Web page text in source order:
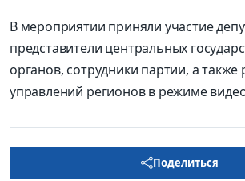
В мероприятии приняли участие
представители центральных
органов, сотрудники партии, а также
управлений регионов в режиме
Поделиться